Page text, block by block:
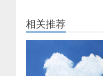
相关推荐